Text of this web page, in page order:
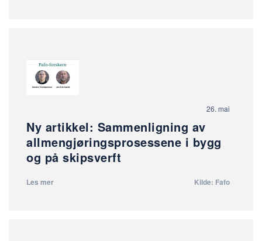
26. mai
Ny artikkel: Sammenligning av
allmengjøringsprosessene i bygg
og på skipsverft
Les mer Kilde: Fafo